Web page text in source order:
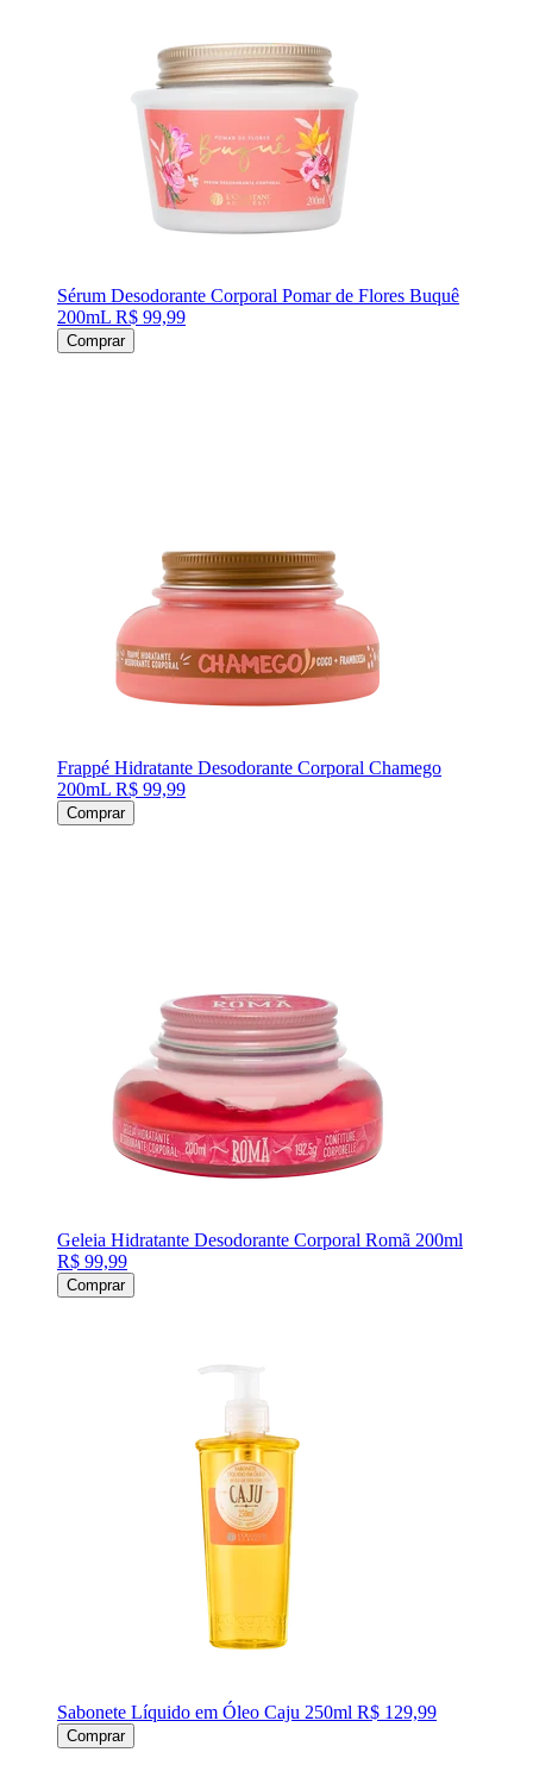
Sérum Desodorante Corporal Pomar de Flores Buquê
200mL R$ 99,99
Comprar
Frappé Hidratante Desodorante Corporal Chamego
200mL R$ 99,99
Comprar
Geleia Hidratante Desodorante Corporal Romã 200ml
R$ 99,99
Comprar
Sabonete Líquido em Óleo Caju 250ml R$ 129,99
Comprar